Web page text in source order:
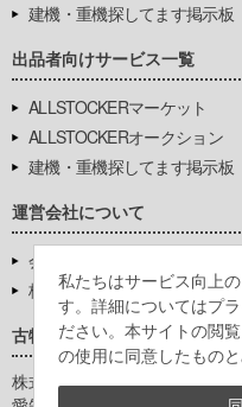
私たちはサービス向上
す。詳細についてはプ
ださい。本サイトの閲
の使用に同意したものと
建機・重機探してます掲示板
出品者向けサービス一覧
ALLSTOCKERマーケット
ALLSTOCKERオークション
建機・重機探してます掲示板
運営会社について
会社基本情報
株式会社豊環境開発
古物営業法に基づく表示
株式会社豊環境開発